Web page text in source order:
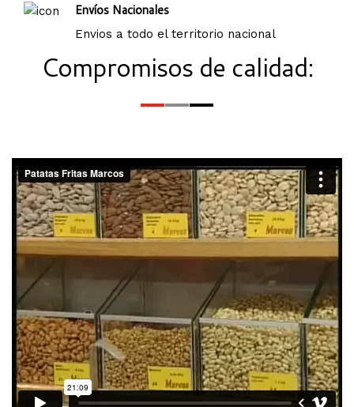
Envíos Nacionales
Envios a todo el territorio nacional
Compromisos de calidad: